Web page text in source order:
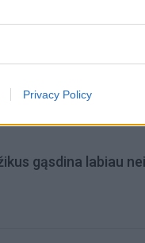
Privacy Policy
išliks
gąsdina labiau